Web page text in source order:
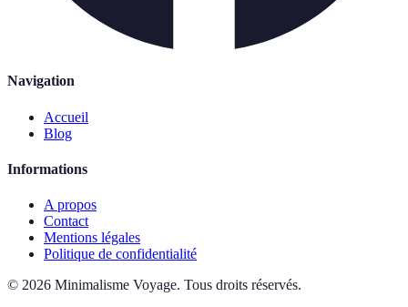
Navigation
Accueil
Blog
Informations
A propos
Contact
Mentions légales
Politique de confidentialité
© 2026 Minimalisme Voyage. Tous droits réservés.